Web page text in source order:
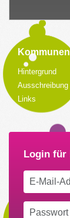
Kommunen
Hintergrund
Ausschreibung
Links